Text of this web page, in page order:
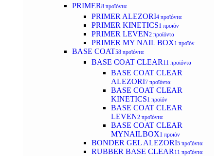
PRIMER8 προϊόντα
PRIMER ALEZORI4 προϊόντα
PRIMER KINETICS1 προϊόν
PRIMER LEVEN2 προϊόντα
PRIMER MY NAIL BOX1 προϊόν
BASE COAT58 προϊόντα
BASE COAT CLEAR 11 προϊόντα
BASE COAT CLEAR
ALEZORI7 προϊόντα
BASE COAT CLEAR
KINETICS1 προϊόν
BASE COAT CLEAR
LEVEN2 προϊόντα
BASE COAT CLEAR
MYNAILBOX1 προϊόν
BONDER GEL ALEZORI5 προϊόντα
RUBBER BASE CLEAR 11 προϊόντα